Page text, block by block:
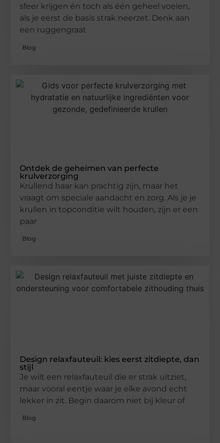
sfeer krijgen én toch als één geheel voelen,
als je eerst de basis strak neerzet. Denk aan
een ruggengraat
Blog
Ontdek de geheimen van perfecte
krulverzorging
Krullend haar kan prachtig zijn, maar het
vraagt om speciale aandacht en zorg. Als je je
krullen in topconditie wilt houden, zijn er een
paar
Blog
Design relaxfauteuil: kies eerst zitdiepte, dan
stijl
Je wilt een relaxfauteuil die er strak uitziet,
maar vooral eentje waar je elke avond echt
lekker in zit. Begin daarom niet bij kleur of
Blog